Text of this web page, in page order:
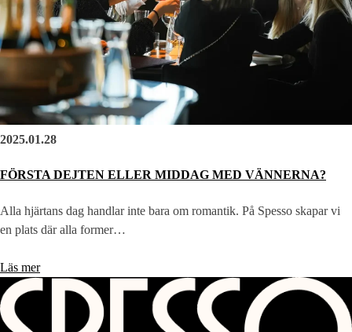
2025.01.28
FÖRSTA DEJTEN ELLER MIDDAG MED VÄNNERNA?
Alla hjärtans dag handlar inte bara om romantik. På Spesso skapar vi
en plats där alla former…
Läs mer